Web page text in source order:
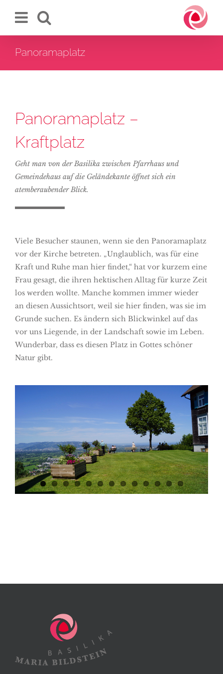
Inhalt
Panoramaplatz
Panoramaplatz –
Kraftplatz
Geht man von der Basilika zwischen Pfarrhaus und
Gemeindehaus auf die Geländekante öffnet sich ein
atemberaubender Blick.
Viele Besucher staunen, wenn sie den Panoramaplatz
vor der Kirche betreten. „Unglaublich, was für eine
Kraft und Ruhe man hier findet,“ hat vor kurzem eine
Frau gesagt, die ihren hektischen Alltag für kurze Zeit
los werden wollte. Manche kommen immer wieder
an diesen Aussichtsort, weil sie hier finden, was sie im
Grunde suchen. Es ändern sich Blickwinkel auf das
vor uns Liegende, in der Landschaft sowie im Leben.
Wunderbar, dass es diesen Platz in Gottes schöner
Natur gibt.